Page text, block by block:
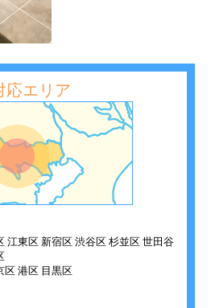
応エリア
江東区 新宿区 渋谷区 杉並区 世田谷
区 港区 目黒区